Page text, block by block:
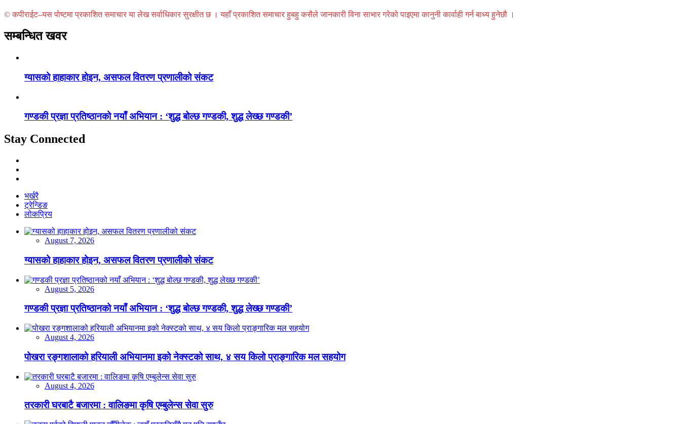
© कपीराईट–यस पोष्टमा प्रकाशित समाचार या लेख सर्वाधिकार सुरक्षीत छ । यहाँ प्रकाशित समाचार हुबहु कसैले जानकारी विना साभार गरेको पाइएमा कानुनी कार्वाही गर्न बाध्य हुनेछौ ।
सम्बन्धित खवर
ग्यासको हाहाकार होइन, असफल वितरण प्रणालीको संकट
गण्डकी प्रज्ञा प्रतिष्ठानको नयाँ अभियान : ‘शुद्ध बोल्छ गण्डकी, शुद्ध लेख्छ गण्डकी’
Stay Connected
भर्खरै
ट्रेन्डिङ
लोकप्रिय
August 7, 2026
ग्यासको हाहाकार होइन, असफल वितरण प्रणालीको संकट
August 5, 2026
गण्डकी प्रज्ञा प्रतिष्ठानको नयाँ अभियान : ‘शुद्ध बोल्छ गण्डकी, शुद्ध लेख्छ गण्डकी’
August 4, 2026
पोखरा रङ्गशालाको हरियाली अभियानमा इको नेक्स्टको साथ, ४ सय किलो प्राङ्गारिक मल सहयोग
August 4, 2026
तरकारी घरबाटै बजारमा : वालिङमा कृषि एम्बुलेन्स सेवा सुरु